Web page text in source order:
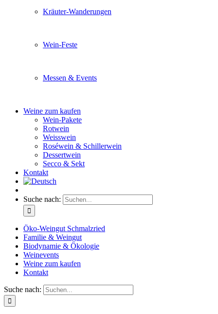
Kräuter-Wanderungen
Wein-Feste
Messen & Events
Weine zum kaufen
Wein-Pakete
Rotwein
Weisswein
Roséwein & Schillerwein
Dessertwein
Secco & Sekt
Kontakt
Suche nach:
Öko-Weingut Schmalzried
Familie & Weingut
Biodynamie & Ökologie
Weinevents
Weine zum kaufen
Kontakt
Suche nach: